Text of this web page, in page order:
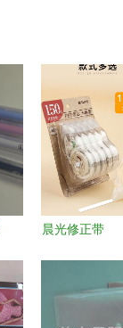
晨光修正带